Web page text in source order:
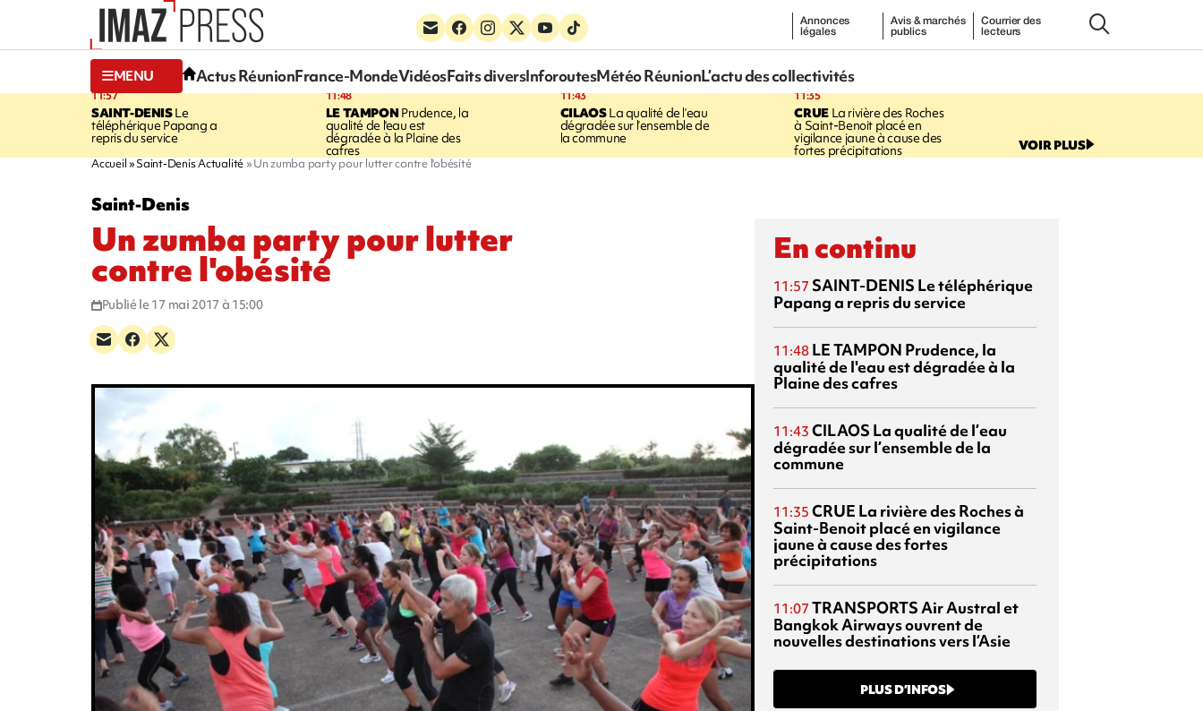
Annonces
légales
Avis & marchés
publics
Courrier des
lecteurs
MENU Actus RéunionFrance-MondeVidéosFaits diversInforoutesMétéo RéunionL’actu des collectivités
11:57
SAINT-DENISLe
téléphérique Papang a
repris du service
11:48
LE TAMPONPrudence, la
qualité de l'eau est
dégradée à la Plaine des
cafres
11:43
CILAOSLa qualité de l’eau
dégradée sur l’ensemble de
la commune
11:35
CRUELa rivière des Roches
à Saint-Benoit placé en
vigilance jaune à cause des
fortes précipitations VOIR PLUS
Accueil Saint-Denis Actualité Un zumba party pour lutter contre l'obésité
Saint-Denis
Un zumba party pour lutter
contre l'obésité
Publié le 17 mai 2017 à 15:00
En continu
11:57 SAINT-DENIS Le téléphérique
Papang a repris du service
11:48 LE TAMPON Prudence, la
qualité de l'eau est dégradée à la
Plaine des cafres
11:43 CILAOS La qualité de l’eau
dégradée sur l’ensemble de la
commune
11:35 CRUE La rivière des Roches à
Saint-Benoit placé en vigilance
jaune à cause des fortes
précipitations
11:07 TRANSPORTSAir Austral et
Bangkok Airways ouvrent de
nouvelles destinations vers l’Asie
PLUS D’INFOS